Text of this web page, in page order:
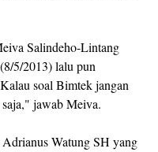
Salindeho-Lintang
5/2013) lalu pun
soal Bimtek jangan
jawab Meiva.
Watung SH yang